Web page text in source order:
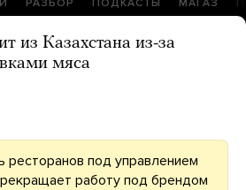
РАЗБОР ПОДКАСТЫ МАГАЗ
из Казахстана из-за
мяса
ресторанов под управлением
работу под брендом